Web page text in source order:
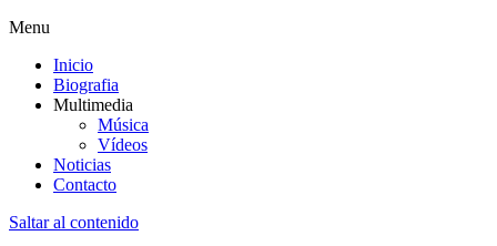
Menu
Inicio
Biografia
Multimedia
Música
Vídeos
Noticias
Contacto
Saltar al contenido